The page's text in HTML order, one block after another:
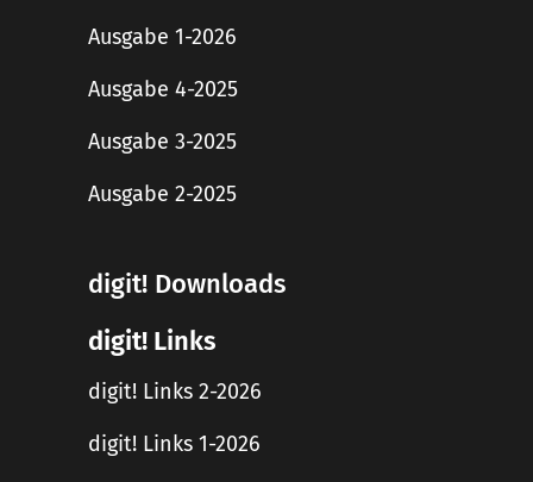
Ausgabe 1-2026
Ausgabe 4-2025
Ausgabe 3-2025
Ausgabe 2-2025
digit! Downloads
digit! Links
digit! Links 2-2026
digit! Links 1-2026